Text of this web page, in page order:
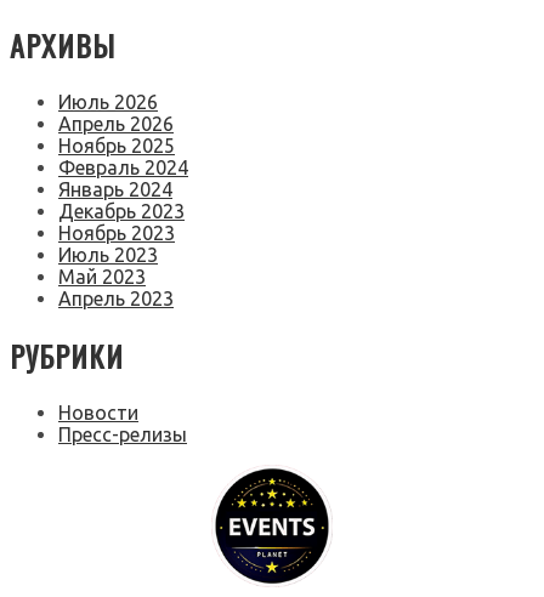
АРХИВЫ
Июль 2026
Апрель 2026
Ноябрь 2025
Февраль 2024
Январь 2024
Декабрь 2023
Ноябрь 2023
Июль 2023
Май 2023
Апрель 2023
РУБРИКИ
Новости
Пресс-релизы